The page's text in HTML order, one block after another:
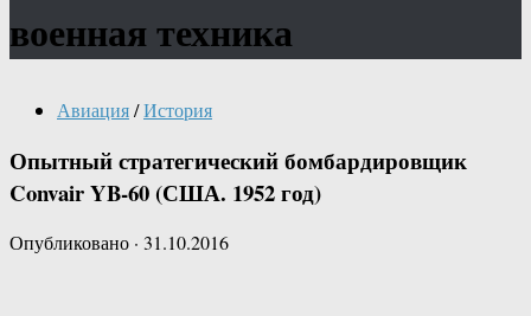
военная техника
Авиация/История
Опытный стратегический бомбардировщик
Convair YB-60 (США. 1952 год)
Опубликовано · 31.10.2016